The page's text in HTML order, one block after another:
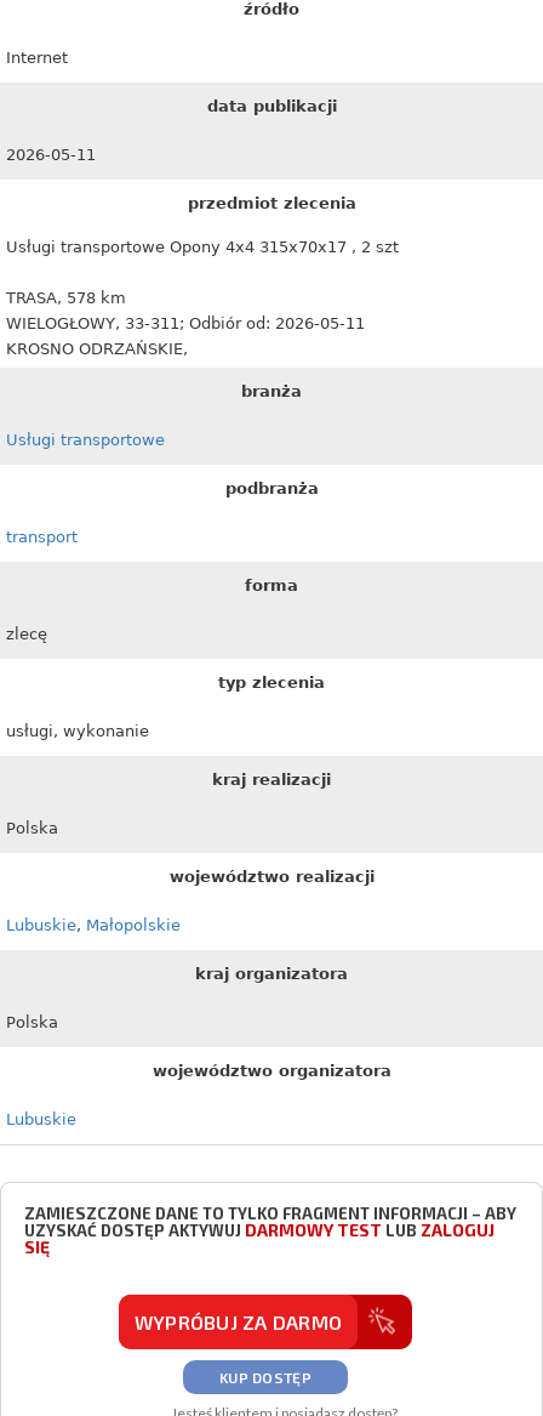
źródło
Internet
data publikacji
2026-05-11
przedmiot zlecenia
Usługi transportowe Opony 4x4 315x70x17 , 2 szt
TRASA, 578 km
WIELOGŁOWY, 33-311; Odbiór od: 2026-05-11
KROSNO ODRZAŃSKIE,
branża
Usługi transportowe
podbranża
transport
forma
zlecę
typ zlecenia
usługi, wykonanie
kraj realizacji
Polska
województwo realizacji
Lubuskie, Małopolskie
kraj organizatora
Polska
województwo organizatora
Lubuskie
ZAMIESZCZONE DANE TO TYLKO FRAGMENT INFORMACJI – ABY
UZYSKAĆ DOSTĘP AKTYWUJ DARMOWY TEST LUB ZALOGUJ
SIĘ
WYPRÓBUJ ZA DARMO
KUP DOSTĘP